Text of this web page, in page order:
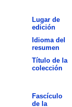
Lugar de
edición
Idioma del
resumen
Título de la
colección
Fascículo
de la